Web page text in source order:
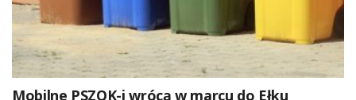
Mobilne PSZOK-i wrócą w marcu do Ełku